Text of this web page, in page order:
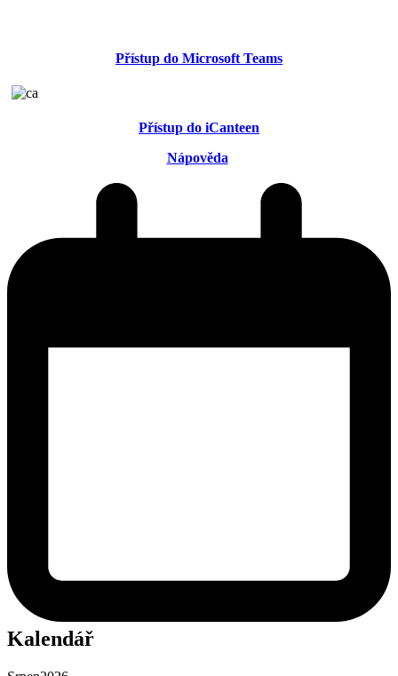
Přístup do Microsoft Teams
Přístup do iCanteen
Nápověda
Kalendář